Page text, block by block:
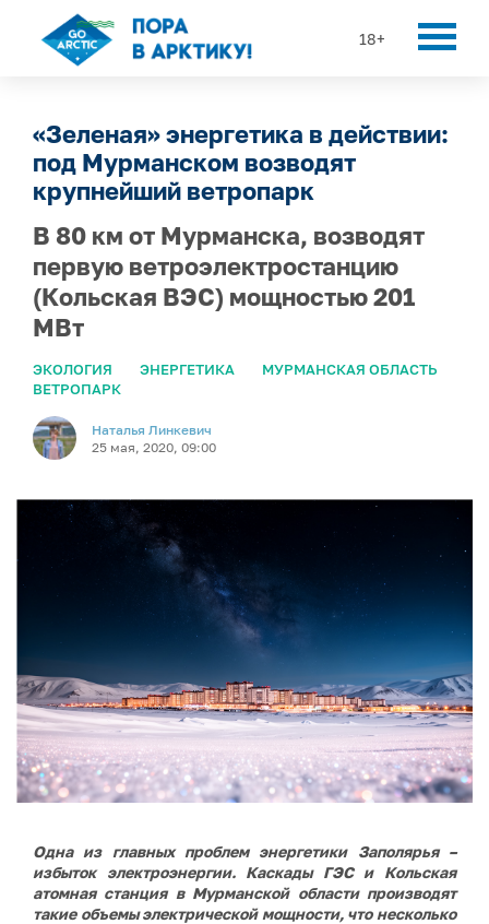
18+
«Зеленая» энергетика в действии:
под Мурманском возводят
крупнейший ветропарк
В 80 км от Мурманска, возводят
первую ветроэлектростанцию
(Кольская ВЭС) мощностью 201
МВт
ЭКОЛОГИЯ ЭНЕРГЕТИКА
МУРМАНСКАЯ ОБЛАСТЬ
ВЕТРОПАРК
Наталья Линкевич
25 мая, 2020, 09:00
Одна из главных проблем энергетики Заполярья –
избыток электроэнергии. Каскады ГЭС и Кольская
атомная станция в Мурманской области производят
такие объемы электрической мощности, что несколько